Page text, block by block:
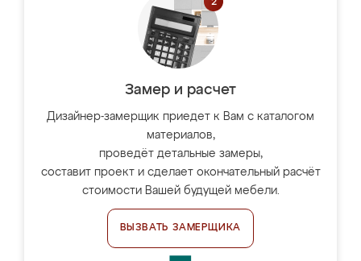
Замер и расчет
Дизайнер-замерщик приедет к Вам с каталогом
материалов,
проведёт детальные замеры,
составит проект и сделает окончательный расчёт
стоимости Вашей будущей мебели.
ВЫЗВАТЬ ЗАМЕРЩИКА